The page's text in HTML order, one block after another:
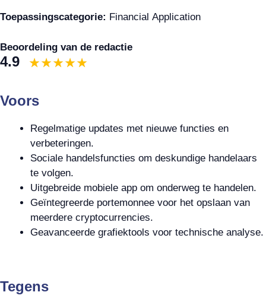
Toepassingscategorie: Financial Application
Beoordeling van de redactie
4.9
Voors
Regelmatige updates met nieuwe functies en
verbeteringen.
Sociale handelsfuncties om deskundige handelaars
te volgen.
Uitgebreide mobiele app om onderweg te handelen.
Geïntegreerde portemonnee voor het opslaan van
meerdere cryptocurrencies.
Geavanceerde grafiektools voor technische analyse.
Tegens